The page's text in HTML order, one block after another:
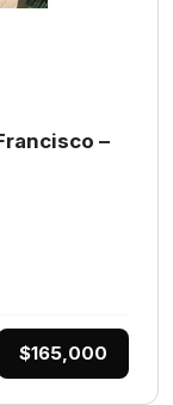
–
$165,000